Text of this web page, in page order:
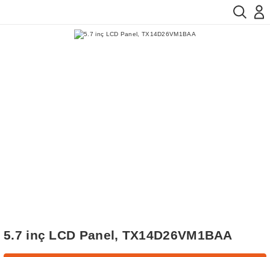
5.7 inç LCD Panel, TX14D26VM1BAA